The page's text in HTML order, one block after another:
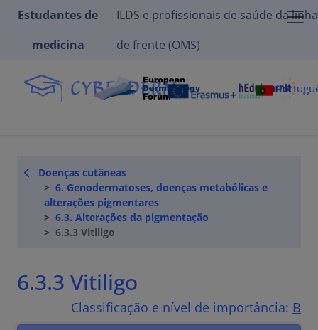
Estudantes de
medicina
ILDS e profissionais de saúde da linha
de frente (OMS)
Doenças cutâneas
6. Genodermatoses, doenças metabólicas e
alterações pigmentares
6.3. Alterações da pigmentação
6.3.3 Vitiligo
6.3.3 Vitiligo
Classificação e nível de importância: B